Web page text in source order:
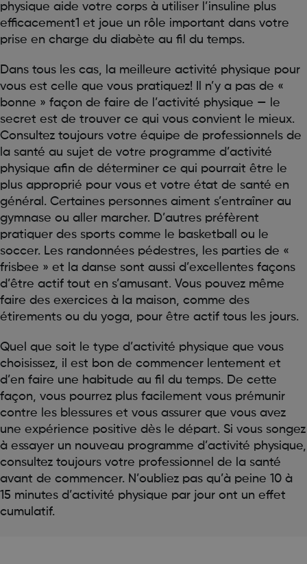
physique aide votre corps à utiliser l’insuline plus
efficacement1 et joue un rôle important dans votre
prise en charge du diabète au fil du temps.
Dans tous les cas, la meilleure activité physique pour
vous est celle que vous pratiquez! Il n’y a pas de «
bonne » façon de faire de l’activité physique — le
secret est de trouver ce qui vous convient le mieux.
Consultez toujours votre équipe de professionnels de
la santé au sujet de votre programme d’activité
physique afin de déterminer ce qui pourrait être le
plus approprié pour vous et votre état de santé en
général. Certaines personnes aiment s’entraîner au
gymnase ou aller marcher. D’autres préfèrent
pratiquer des sports comme le basketball ou le
soccer. Les randonnées pédestres, les parties de «
frisbee » et la danse sont aussi d’excellentes façons
d’être actif tout en s’amusant. Vous pouvez même
faire des exercices à la maison, comme des
étirements ou du yoga, pour être actif tous les jours.
Quel que soit le type d’activité physique que vous
choisissez, il est bon de commencer lentement et
d’en faire une habitude au fil du temps. De cette
façon, vous pourrez plus facilement vous prémunir
contre les blessures et vous assurer que vous avez
une expérience positive dès le départ. Si vous songez
à essayer un nouveau programme d’activité physique,
consultez toujours votre professionnel de la santé
avant de commencer. N’oubliez pas qu’à peine 10 à
15 minutes d’activité physique par jour ont un effet
cumulatif.